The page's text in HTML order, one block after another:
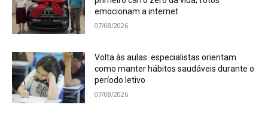
emocionam a internet
07/08/2026
Volta às aulas: especialistas orientam
como manter hábitos saudáveis durante o
período letivo
07/08/2026